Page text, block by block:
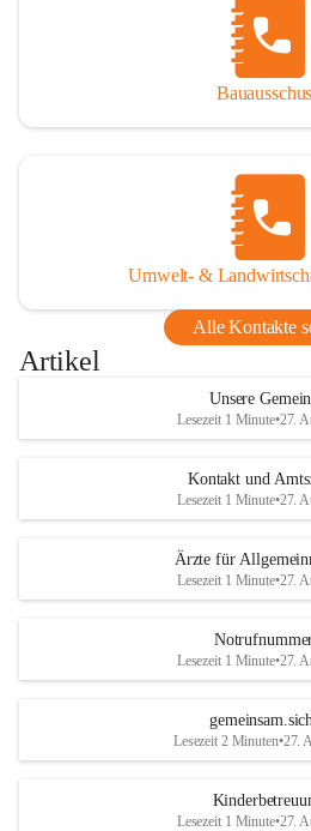
Umwelt- &
Alle Kontakte
Artikel
Unsere
Lesezeit 1 Minute•27.
Kontakt und
Lesezeit 1 Minute•27.
Ärzte für
Lesezeit 1 Minute•27.
Lesezeit 1 Minute•27.
Lesezeit 2 Minuten•27.
Lesezeit 1 Minute•27.